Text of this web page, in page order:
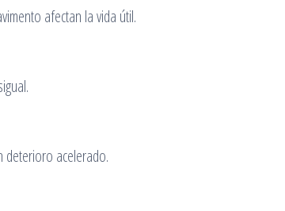
afectan la vida útil.
deterioro acelerado.